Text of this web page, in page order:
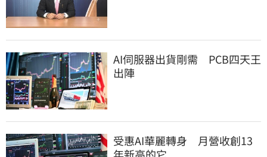
AI伺服器出貨剛需 PCB四天王
出陣
受惠AI華麗轉身 月營收創13